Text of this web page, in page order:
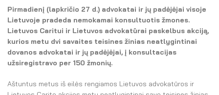
El. parduotuvė
LT
EN
DE
Pirmadienį (lapkričio 27 d.) advokatai ir jų padėjėjai visoje
Lietuvoje pradeda nemokamai konsultuotis žmones.
Lietuvos Caritui ir Lietuvos advokatūrai paskelbus akciją,
kurios metu dvi savaites teisines žinias neatlygintinai
dovanos advokatai ir jų padėjėjai, į konsultacijas
užsiregistravo per 150 žmonių.
Aštuntus metus iš eilės rengiamos Lietuvos advokatūros ir